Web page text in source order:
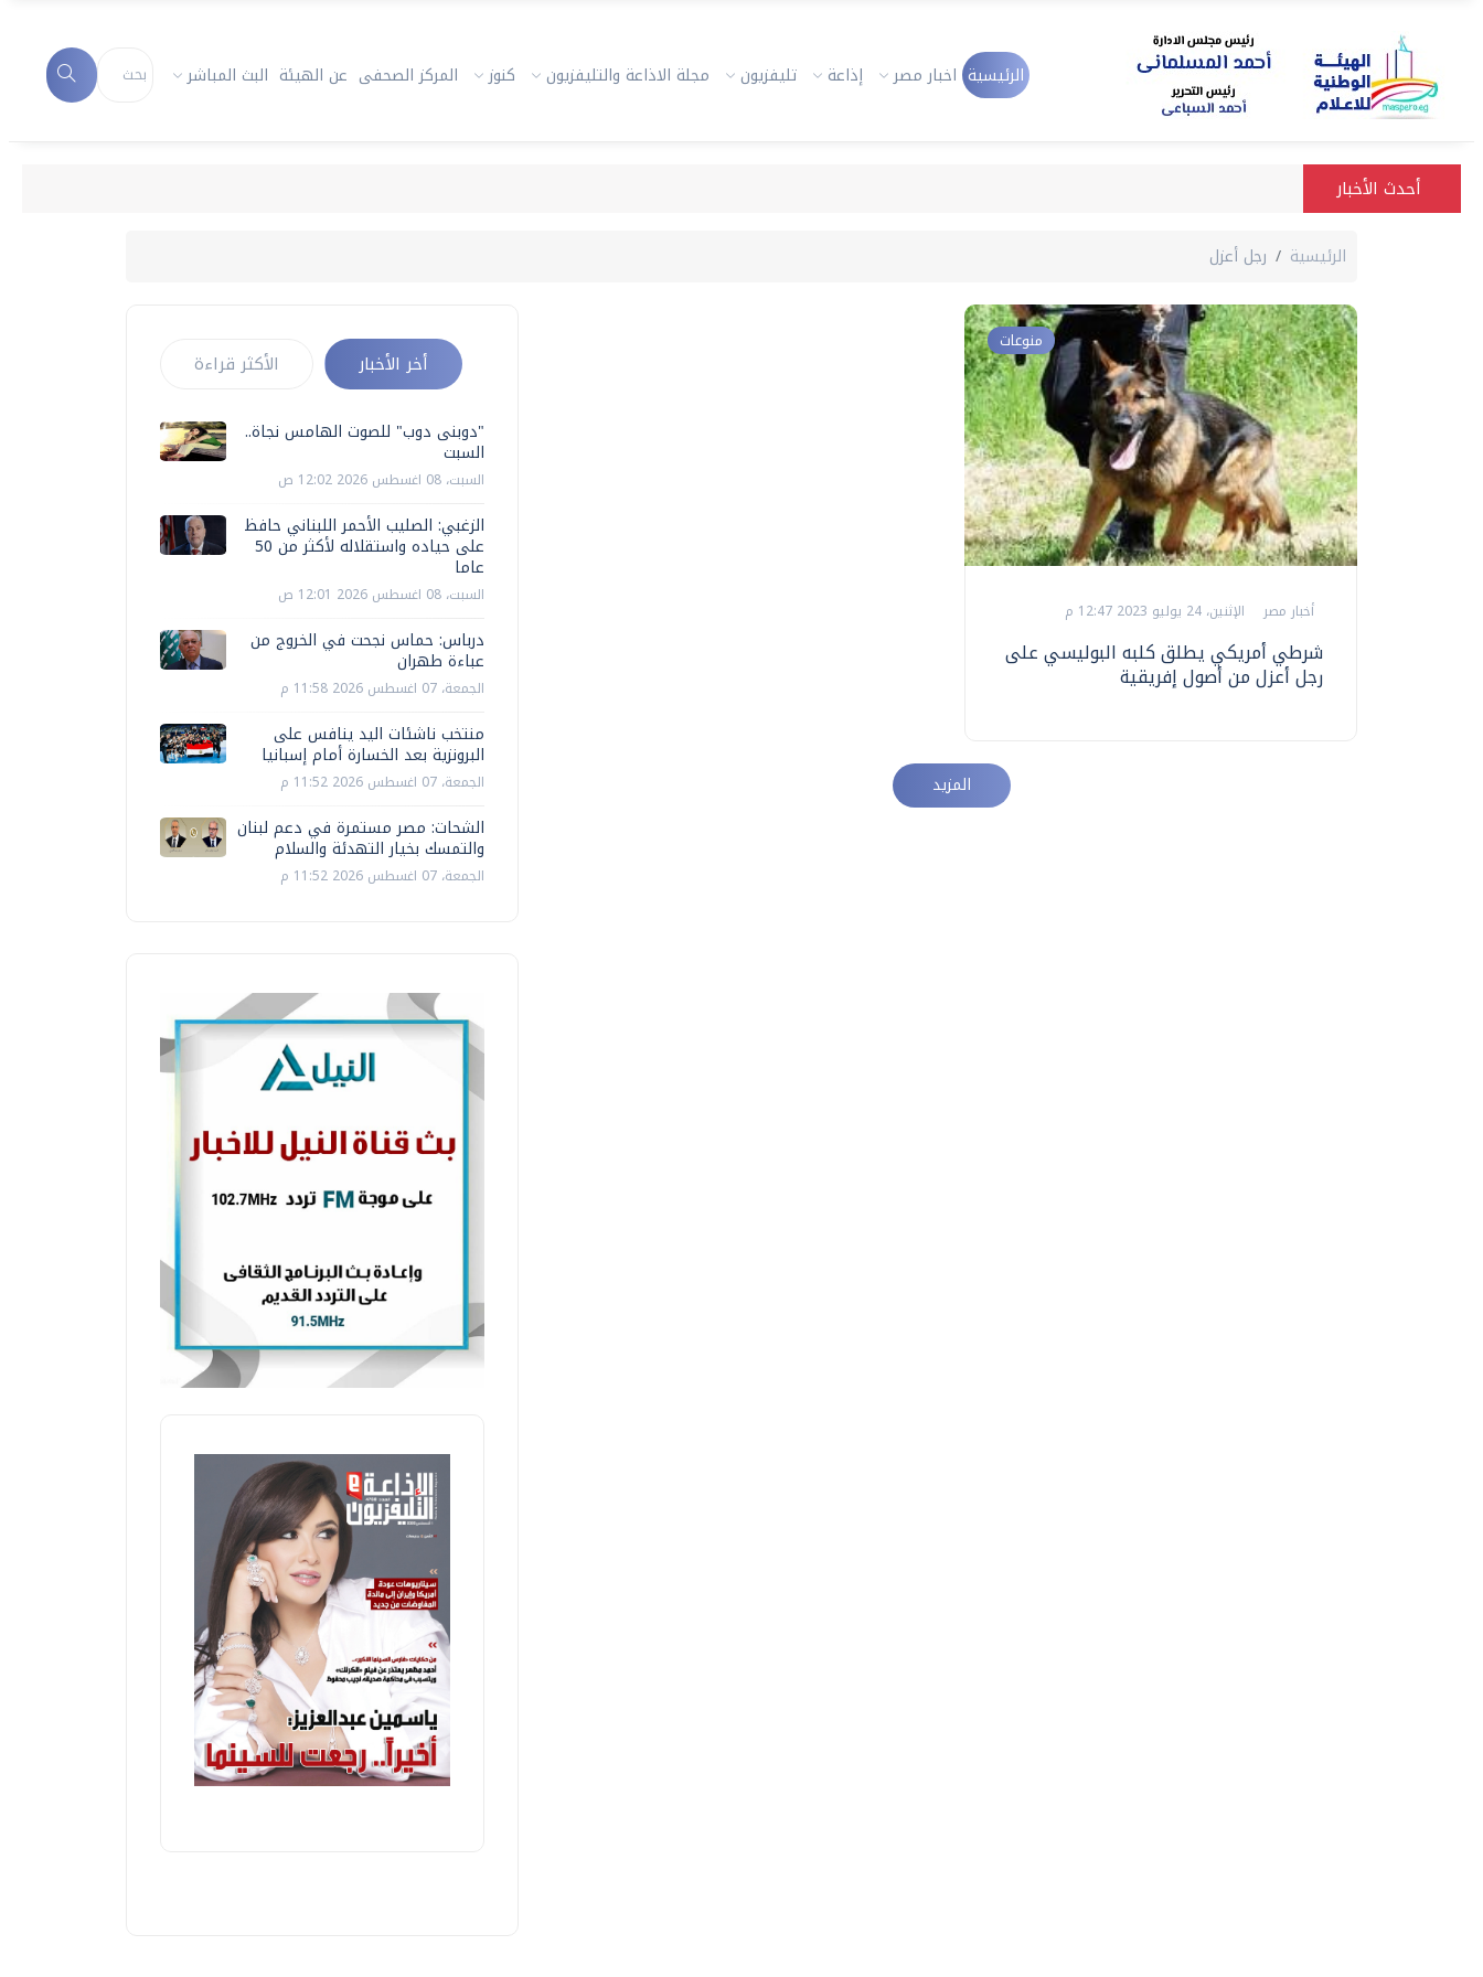
الرئيسية اخبار مصر إذاعة تليفزيون مجلة الاذاعة والتليفزيون كنوز المركز الصحفى عن الهيئة البث المباشر
أحدث الأخبار
الرئيسية رجل أعزل
منوعات
أخبار مصر الإثنين، 24 يوليو 2023 12:47 م
شرطي أمريكي يطلق كلبه البوليسي على
رجل أعزل من أصول إفريقية
المزيد
أخر الأخبار الأكثر قراءة
"دوبنى دوب" للصوت الهامس نجاة..
السبت
السبت، 08 اغسطس 2026 12:02 ص
الزغبي: الصليب الأحمر اللبناني حافظ
على حياده واستقلاله لأكثر من 50
عاما
السبت، 08 اغسطس 2026 12:01 ص
درباس: حماس نجحت في الخروج من
عباءة طهران
الجمعة، 07 اغسطس 2026 11:58 م
منتخب ناشئات اليد ينافس على
البرونزية بعد الخسارة أمام إسبانيا
الجمعة، 07 اغسطس 2026 11:52 م
الشحات: مصر مستمرة في دعم لبنان
والتمسك بخيار التهدئة والسلام
الجمعة، 07 اغسطس 2026 11:52 م